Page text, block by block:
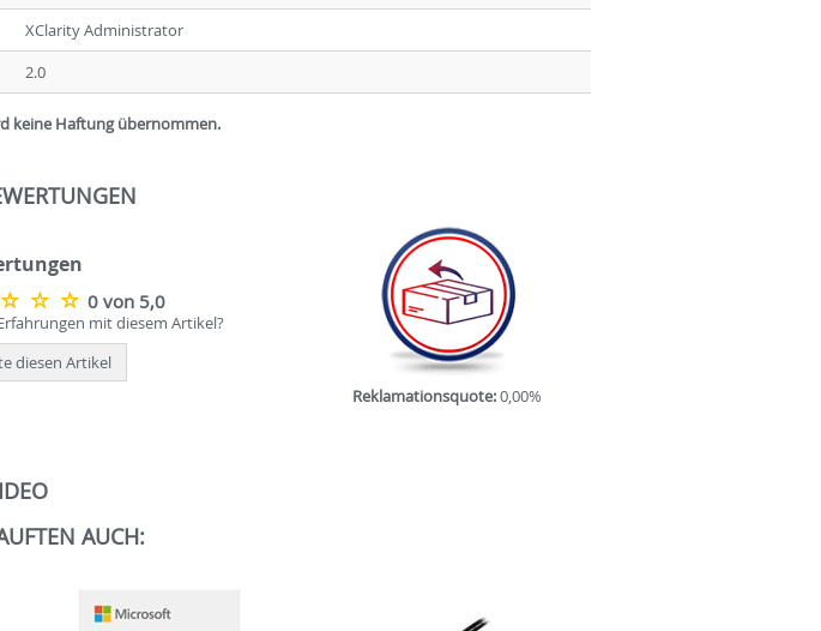
XClarity Administrator
2.0
keine Haftung übernommen.
0 von 5,0
mit diesem Artikel?
diesen Artikel
Reklamationsquote:0,00%
AUCH: